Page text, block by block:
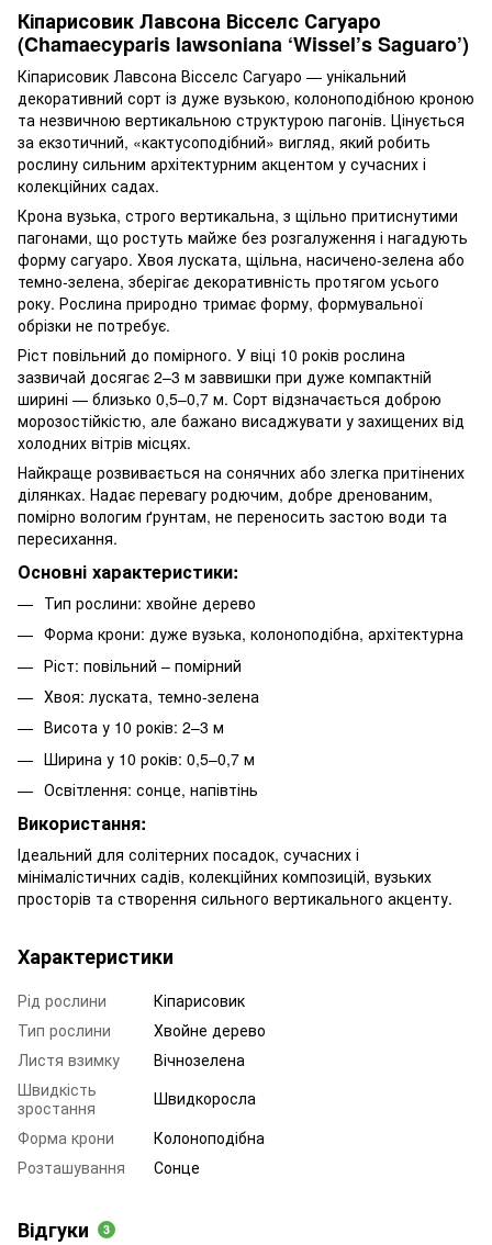
Кіпарисовик Лавсона Вісселс Сагуаро
(Chamaecyparis lawsoniana ‘Wissel’s Saguaro’)
Кіпарисовик Лавсона Вісселс Сагуаро — унікальний
декоративний сорт із дуже вузькою, колоноподібною кроною
та незвичною вертикальною структурою пагонів. Цінується
за екзотичний, «кактусоподібний» вигляд, який робить
рослину сильним архітектурним акцентом у сучасних і
колекційних садах.
Крона вузька, строго вертикальна, з щільно притиснутими
пагонами, що ростуть майже без розгалуження і нагадують
форму сагуаро. Хвоя луската, щільна, насичено-зелена або
темно-зелена, зберігає декоративність протягом усього
року. Рослина природно тримає форму, формувальної
обрізки не потребує.
Ріст повільний до помірного. У віці 10 років рослина
зазвичай досягає 2–3 м заввишки при дуже компактній
ширині — близько 0,5–0,7 м. Сорт відзначається доброю
морозостійкістю, але бажано висаджувати у захищених від
холодних вітрів місцях.
Найкраще розвивається на сонячних або злегка притінених
ділянках. Надає перевагу родючим, добре дренованим,
помірно вологим ґрунтам, не переносить застою води та
пересихання.
Основні характеристики:
Тип рослини: хвойне дерево
Форма крони: дуже вузька, колоноподібна, архітектурна
Ріст: повільний – помірний
Хвоя: луската, темно-зелена
Висота у 10 років: 2–3 м
Ширина у 10 років: 0,5–0,7 м
Освітлення: сонце, напівтінь
Використання:
Ідеальний для солітерних посадок, сучасних і
мінімалістичних садів, колекційних композицій, вузьких
просторів та створення сильного вертикального акценту.
Характеристики
Рід рослини
Кіпарисовик
Тип рослини
Хвойне дерево
Листя взимку
Вічнозелена
Швидкість
зростання
Швидкоросла
Форма крони
Колоноподібна
Розташування
Сонце
Відгуки 3